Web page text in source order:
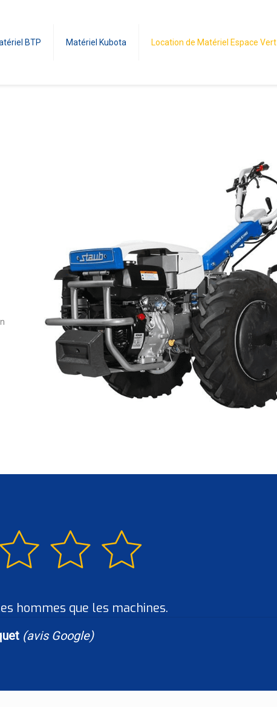
BTP Matériel Kubota Location de Matériel Espace Vert
hommes que les machines.
(avis Google)